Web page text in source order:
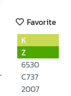
Favorite
K
Z
6530
C737
2007